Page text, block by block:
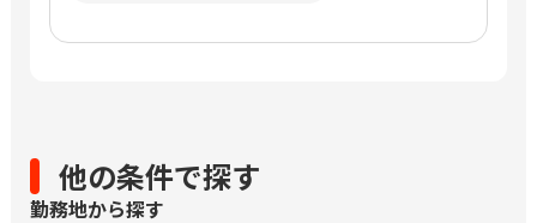
他の条件で探す
勤務地から探す